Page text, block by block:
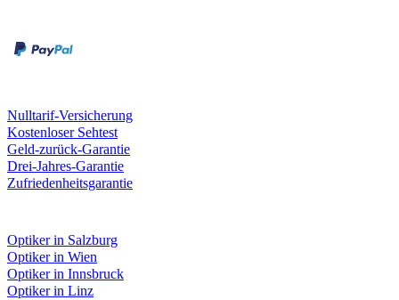
Nulltarif-Versicherung
Kostenloser Sehtest
Geld-zurück-Garantie
Drei-Jahres-Garantie
Zufriedenheitsgarantie
Optiker in Salzburg
Optiker in Wien
Optiker in Innsbruck
Optiker in Linz